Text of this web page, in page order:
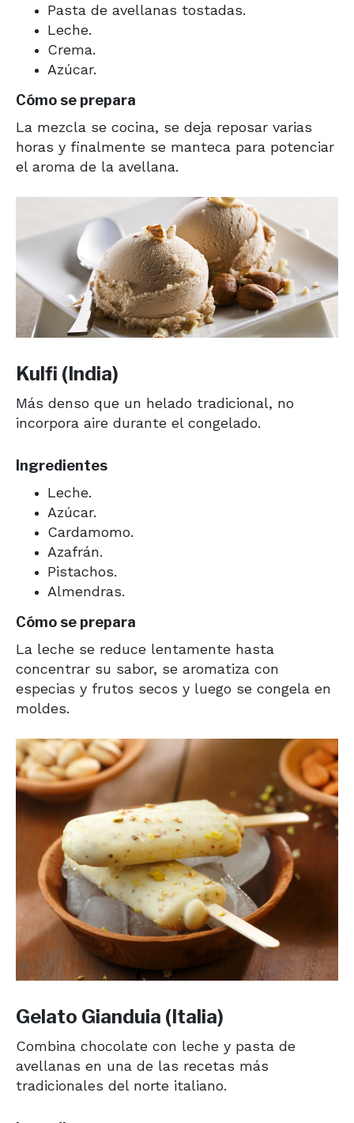
Pasta de avellanas tostadas.
Leche.
Crema.
Azúcar.
Cómo se prepara
La mezcla se cocina, se deja reposar varias
horas y finalmente se manteca para potenciar
el aroma de la avellana.
Kulfi (India)
Más denso que un helado tradicional, no
incorpora aire durante el congelado.
Ingredientes
Leche.
Azúcar.
Cardamomo.
Azafrán.
Pistachos.
Almendras.
Cómo se prepara
La leche se reduce lentamente hasta
concentrar su sabor, se aromatiza con
especias y frutos secos y luego se congela en
moldes.
Gelato Gianduia (Italia)
Combina chocolate con leche y pasta de
avellanas en una de las recetas más
tradicionales del norte italiano.